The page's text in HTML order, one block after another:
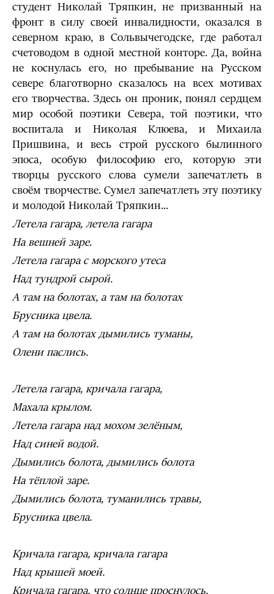
студент Николай Тряпкин, не призванный на
фронт в силу своей инвалидности, оказался в
северном краю, в Сольвычегодске, где работал
счетоводом в одной местной конторе. Да, война
не коснулась его, но пребывание на Русском
севере благотворно сказалось на всех мотивах
его творчества. Здесь он проник, понял сердцем
мир особой поэтики Севера, той поэтики, что
воспитала и Николая Клюева, и Михаила
Пришвина, и весь строй русского былинного
эпоса, особую философию его, которую эти
творцы русского слова сумели запечатлеть в
своём творчестве. Сумел запечатлеть эту поэтику
и молодой Николай Тряпкин...
Летела гагара, летела гагара
На вешней заре.
Летела гагара с морского утеса
Над тундрой сырой.
А там на болотах, а там на болотах
Брусника цвела.
А там на болотах дымились туманы,
Олени паслись.
Летела гагара, кричала гагара,
Махала крылом.
Летела гагара над мохом зелёным,
Над синей водой.
Дымились болота, дымились болота
На тёплой заре.
Дымились болота, туманились травы,
Брусника цвела.
Кричала гагара, кричала гагара
Над крышей моей.
Кричала гагара, что солнце проснулось,